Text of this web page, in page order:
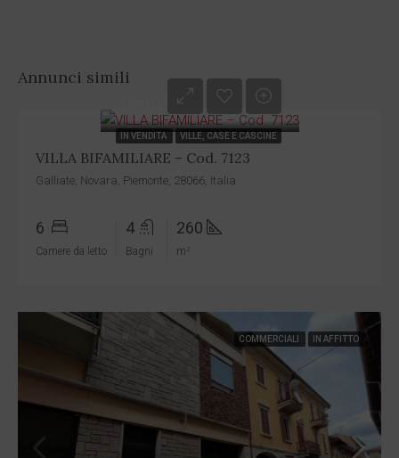
Annunci simili
IN VENDITA VILLE, CASE E CASCINE
€340.000
VILLA BIFAMILIARE – Cod. 7123
Galliate, Novara, Piemonte, 28066, Italia
6
Camere da letto
4
Bagni
260
m²
COMMERCIALI IN AFFITTO